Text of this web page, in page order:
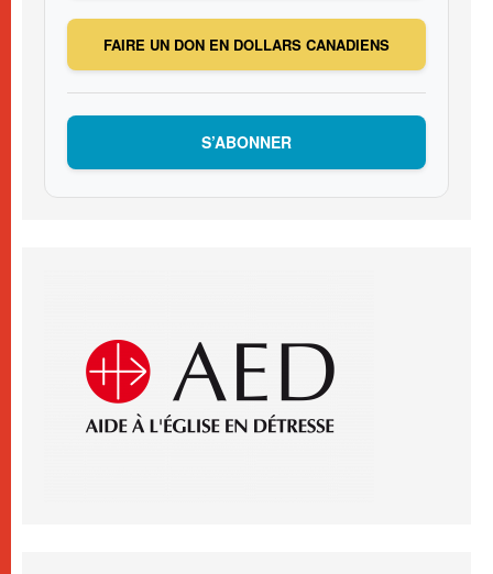
FAIRE UN DON EN DOLLARS CANADIENS
S’ABONNER